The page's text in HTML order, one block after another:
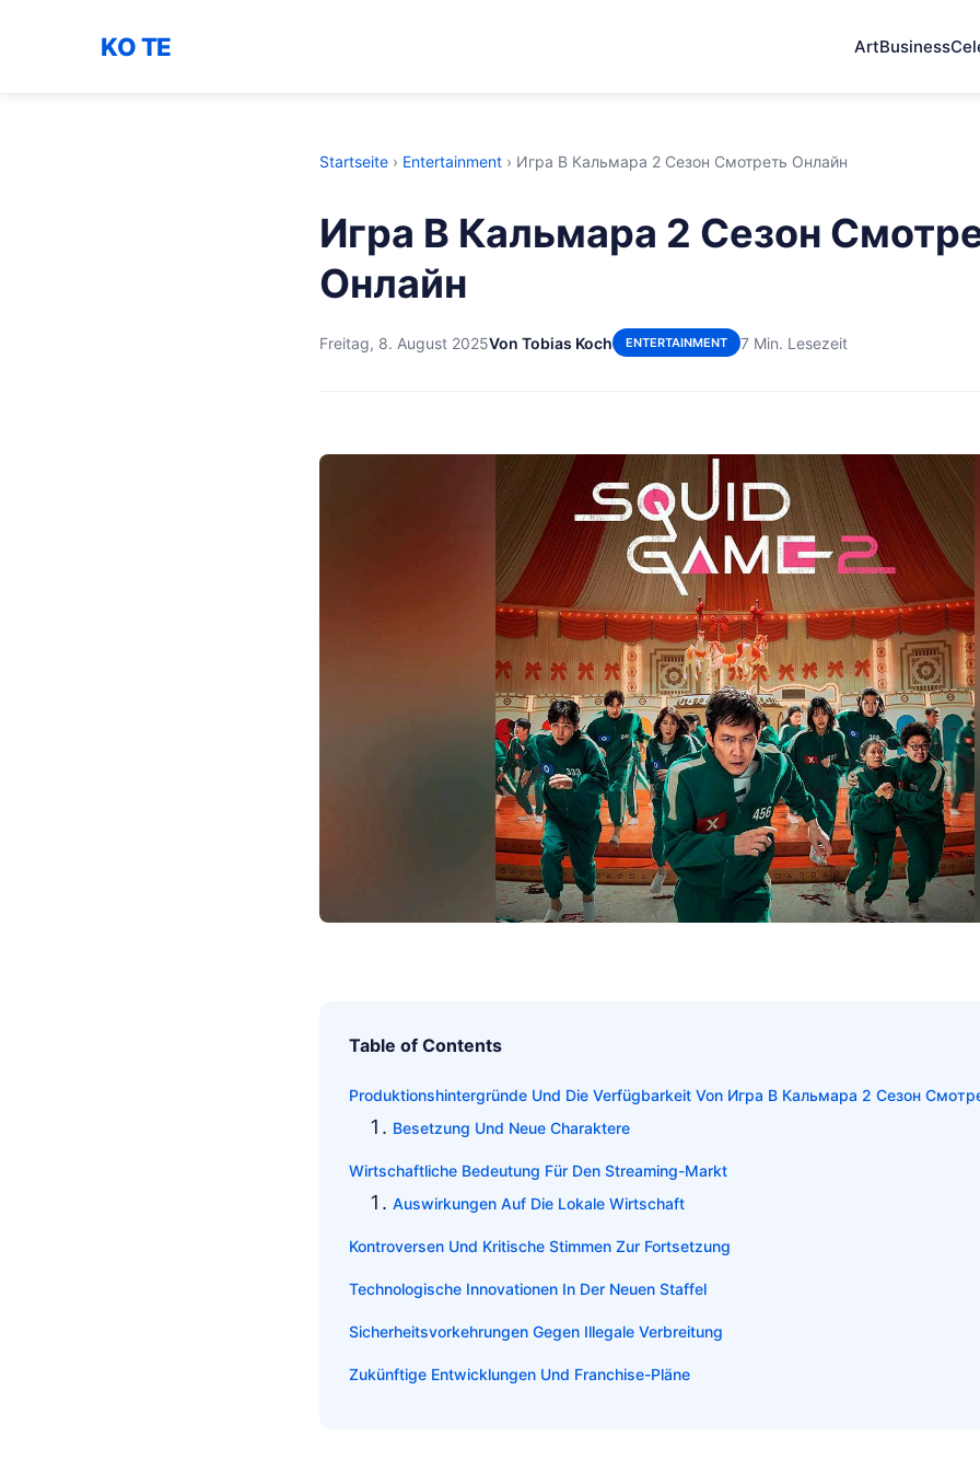
KO TE ArtBusiness
Startseite › Entertainment › Игра В Кальмара 2 Сезон Смотреть Онлайн
Игра В Кальмара 2 Сезон
Онлайн
Freitag, 8. August 2025Von Tobias Koch ENTERTAINMENT 7 Min. Lesezeit
Table of Contents
Produktionshintergründe Und Die Verfügbarkeit Von Игра В Кальмара 2 Сезон
Besetzung Und Neue Charaktere
Wirtschaftliche Bedeutung Für Den Streaming-Markt
Auswirkungen Auf Die Lokale Wirtschaft
Kontroversen Und Kritische Stimmen Zur Fortsetzung
Technologische Innovationen In Der Neuen Staffel
Sicherheitsvorkehrungen Gegen Illegale Verbreitung
Zukünftige Entwicklungen Und Franchise-Pläne